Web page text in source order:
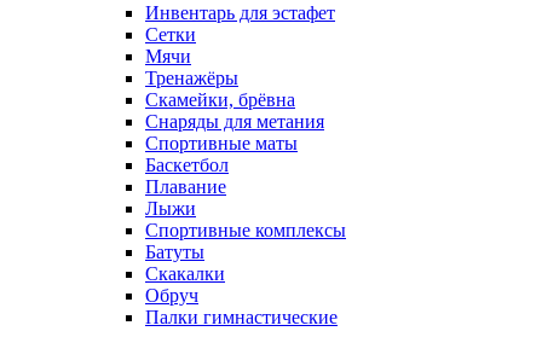
Инвентарь для эстафет
Сетки
Мячи
Тренажёры
Скамейки, брёвна
Снаряды для метания
Спортивные маты
Баскетбол
Плавание
Лыжи
Спортивные комплексы
Батуты
Скакалки
Обруч
Палки гимнастические